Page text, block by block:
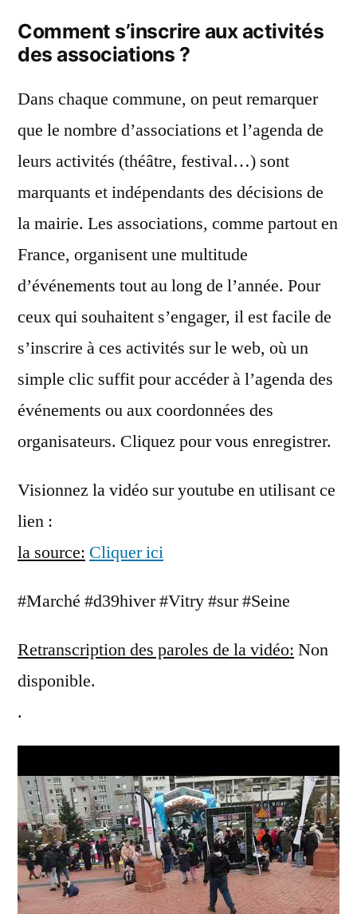
Comment s’inscrire aux activités
des associations ?
Dans chaque commune, on peut remarquer
que le nombre d’associations et l’agenda de
leurs activités (théâtre, festival…) sont
marquants et indépendants des décisions de
la mairie. Les associations, comme partout en
France, organisent une multitude
d’événements tout au long de l’année. Pour
ceux qui souhaitent s’engager, il est facile de
s’inscrire à ces activités sur le web, où un
simple clic suffit pour accéder à l’agenda des
événements ou aux coordonnées des
organisateurs. Cliquez pour vous enregistrer.
Visionnez la vidéo sur youtube en utilisant ce
lien :
la source: Cliquer ici
#Marché #d39hiver #Vitry #sur #Seine
Retranscription des paroles de la vidéo: Non
disponible.
.